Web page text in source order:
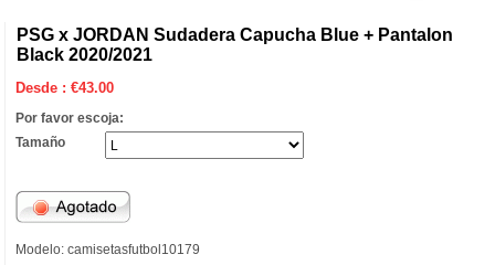
PSG x JORDAN Sudadera Capucha Blue + Pantalon
Black 2020/2021
Desde :€43.00
Por favor escoja:
Tamaño
Modelo: camisetasfutbol10179